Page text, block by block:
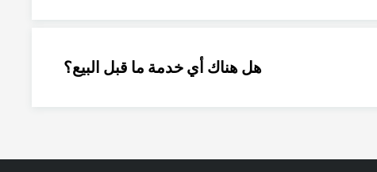
هل هناك أي خدمة ما قبل البيع؟